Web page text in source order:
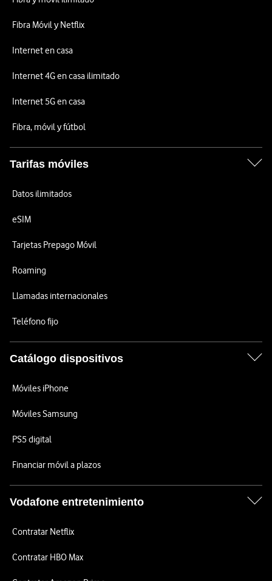
Fibra Móvil y Netflix
Internet en casa
Internet 4G en casa ilimitado
Internet 5G en casa
Fibra, móvil y fútbol
Tarifas móviles
Datos ilimitados
eSIM
Tarjetas Prepago Móvil
Roaming
Llamadas internacionales
Teléfono fijo
Catálogo dispositivos
Móviles iPhone
Móviles Samsung
PS5 digital
Financiar móvil a plazos
Vodafone entretenimiento
Contratar Netflix
Contratar HBO Max